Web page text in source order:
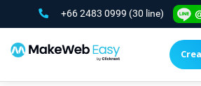
+66 2483 0999 (30 line)